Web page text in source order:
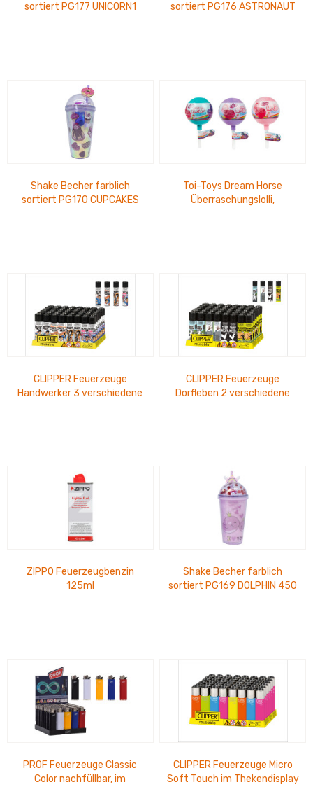
sortiert PG177 UNICORN1
sortiert PG176 ASTRONAUT
Shake Becher farblich
sortiert PG170 CUPCAKES
Toi-Toys Dream Horse
Überraschungslolli,
CLIPPER Feuerzeuge
Handwerker 3 verschiedene
CLIPPER Feuerzeuge
Dorfleben 2 verschiedene
ZIPPO Feuerzeugbenzin
125ml
Shake Becher farblich
sortiert PG169 DOLPHIN 450
PROF Feuerzeuge Classic
Color nachfüllbar, im
CLIPPER Feuerzeuge Micro
Soft Touch im Thekendisplay